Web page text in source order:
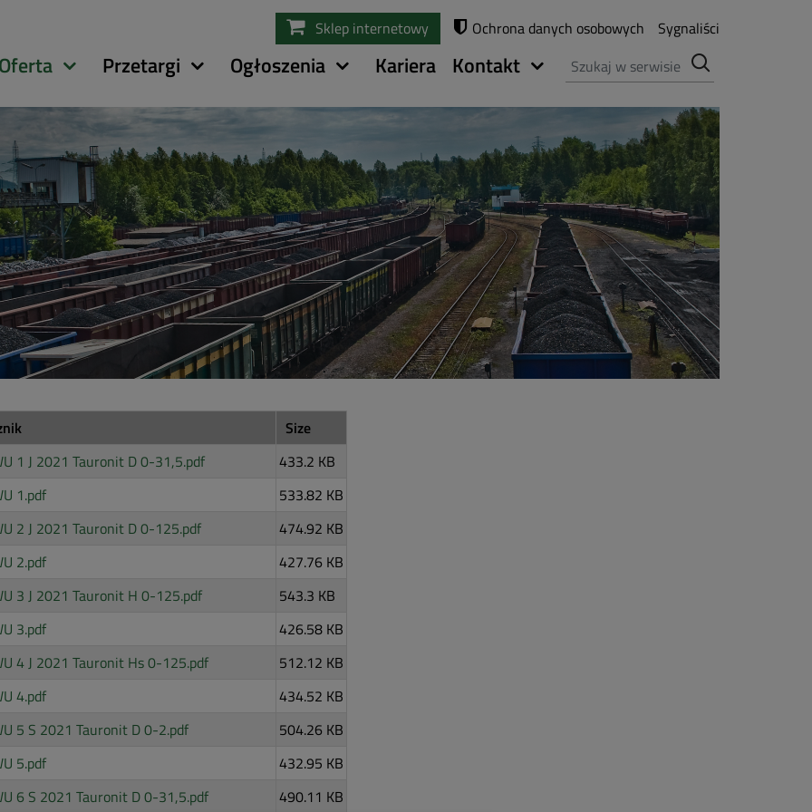
treści
Sklep internetowy Ochrona danych osobowych Sygnaliści
Oferta Przetargi Ogłoszenia Kariera Kontakt Szukaj
Size
1 J 2021 Tauronit D 0-31,5.pdf
433.2 KB
1.pdf
533.82 KB
2 J 2021 Tauronit D 0-125.pdf
474.92 KB
2.pdf
427.76 KB
3 J 2021 Tauronit H 0-125.pdf
543.3 KB
3.pdf
426.58 KB
4 J 2021 Tauronit Hs 0-125.pdf
512.12 KB
4.pdf
434.52 KB
5 S 2021 Tauronit D 0-2.pdf
504.26 KB
5.pdf
432.95 KB
6 S 2021 Tauronit D 0-31,5.pdf
490.11 KB